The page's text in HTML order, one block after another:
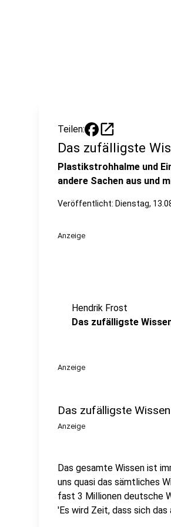
Teilen: open_in_new
Das zufälligste
Plastikstrohhalme und
andere Sachen aus und
Veröffentlicht: Dienstag,
Anzeige
Hendrik Frost
Das zufälligste
Anzeige
Das zufälligste
Anzeige
Das gesamte Wissen ist
uns quasi das sämtliches
fast 3 Millionen deutsche
'Es wird Zeit, dass sich